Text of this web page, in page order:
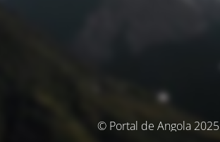
© Portal de Angola 2025